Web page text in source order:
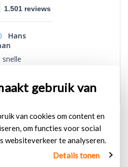
gebruik van
van cookies om content en
om functies voor social
websiteverkeer te analyseren.
Details tonen
1.501 reviews
Hans
snelle